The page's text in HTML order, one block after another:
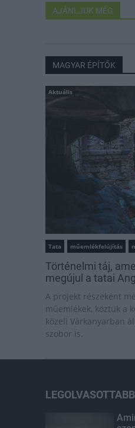
AJÁNLJUK MÉG
MAGYAR ÉPÍTŐK
Aktuális
Tata műemlékfelújítás
Történelmi táj,
megújul a tatai
A projekt részeként
műemlékek, köztük a
közeli Várkanyarban
szobor is.
LEGOLVASOTTABB